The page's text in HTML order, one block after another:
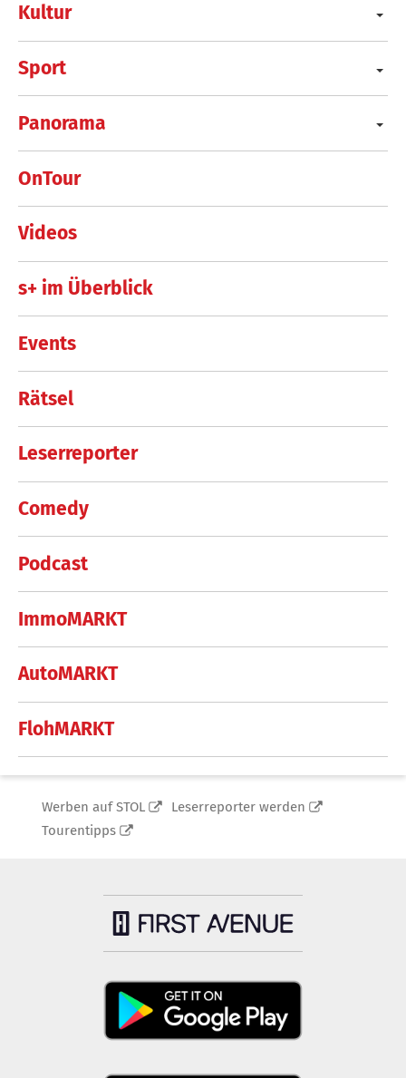
Kultur
Sport
Panorama
OnTour
Videos
s+ im Überblick
Events
Rätsel
Leserreporter
Comedy
Podcast
ImmoMARKT
AutoMARKT
FlohMARKT
Werben auf STOL
Leserreporter werden
Tourentipps